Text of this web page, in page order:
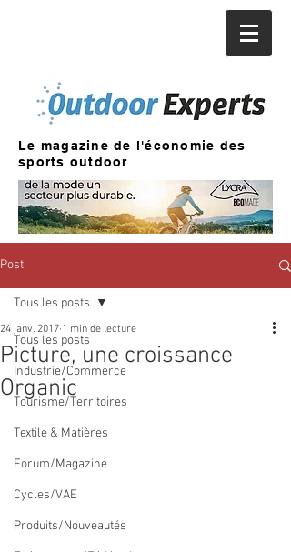
Le magazine de l'économie des
sports outdoor
Post
Tous les posts
Industrie/Commerce
Tourisme/Territoires
Textile & Matières
Forum/Magazine
Cycles/VAE
Produits/Nouveautés
Tous les posts
Picture, une croissance
Organic
24 janv. 2017 1 min de lecture